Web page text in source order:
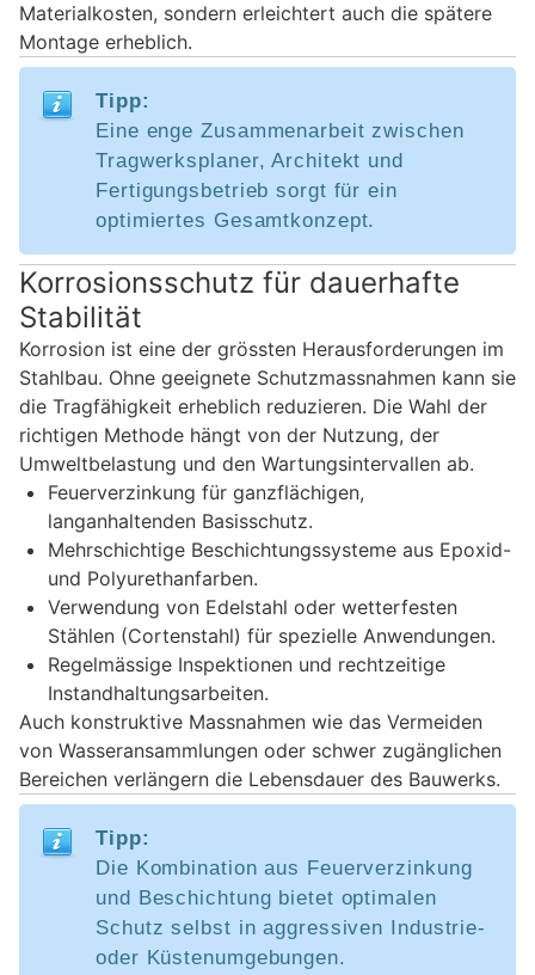
Materialkosten, sondern erleichtert auch die spätere
Montage erheblich.
Tipp:
Eine enge Zusammenarbeit zwischen
Tragwerksplaner, Architekt und
Fertigungsbetrieb sorgt für ein
optimiertes Gesamtkonzept.
Korrosionsschutz für dauerhafte
Stabilität
Korrosion ist eine der grössten Herausforderungen im
Stahlbau. Ohne geeignete Schutzmassnahmen kann sie
die Tragfähigkeit erheblich reduzieren. Die Wahl der
richtigen Methode hängt von der Nutzung, der
Umweltbelastung und den Wartungsintervallen ab.
Feuerverzinkung für ganzflächigen,
langanhaltenden Basisschutz.
Mehrschichtige Beschichtungssysteme aus Epoxid-
und Polyurethanfarben.
Verwendung von Edelstahl oder wetterfesten
Stählen (Cortenstahl) für spezielle Anwendungen.
Regelmässige Inspektionen und rechtzeitige
Instandhaltungsarbeiten.
Auch konstruktive Massnahmen wie das Vermeiden
von Wasseransammlungen oder schwer zugänglichen
Bereichen verlängern die Lebensdauer des Bauwerks.
Tipp:
Die Kombination aus Feuerverzinkung
und Beschichtung bietet optimalen
Schutz selbst in aggressiven Industrie-
oder Küstenumgebungen.